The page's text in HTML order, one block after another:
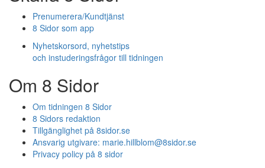
Prenumerera/Kundtjänst
8 Sidor som app
Nyhetskorsord, nyhetstips
och instuderingsfrågor till tidningen
Om 8 Sidor
Om tidningen 8 Sidor
8 Sidors redaktion
Tillgänglighet på 8sidor.se
Ansvarig utgivare: marie.hillblom@8sidor.se
Privacy policy på 8 sidor